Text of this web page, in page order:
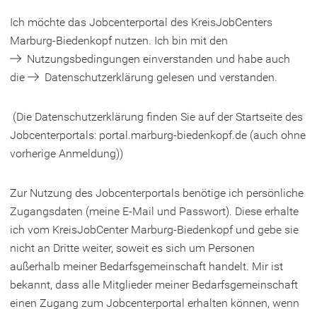
Ich möchte das Jobcenterportal des KreisJobCenters
Marburg-Biedenkopf nutzen. Ich bin mit den
Nutzungsbedingungen
(
Ö
n
e
i
n
e
e
m
einverstanden und habe auch
die
Datenschutzerklärung
(
f
f
n
t
e
gelesen und verstanden.
(Die Datenschutzerklärung finden Sie auf der Startseite des
Jobcenterportals: portal.marburg-biedenkopf.de (auch ohne
vorherige Anmeldung))
Zur Nutzung des Jobcenterportals benötige ich persönliche
Zugangsdaten (meine E-Mail und Passwort). Diese erhalte
ich vom KreisJobCenter Marburg-Biedenkopf und gebe sie
nicht an Dritte weiter, soweit es sich um Personen
außerhalb meiner Bedarfsgemeinschaft handelt. Mir ist
bekannt, dass alle Mitglieder meiner Bedarfsgemeinschaft
einen Zugang zum Jobcenterportal erhalten können, wenn